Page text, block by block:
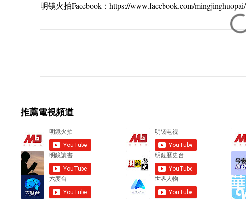
明镜火拍Facebook：https://www.facebook.com/mingjinghuopai/
n
s
推薦電視頻道